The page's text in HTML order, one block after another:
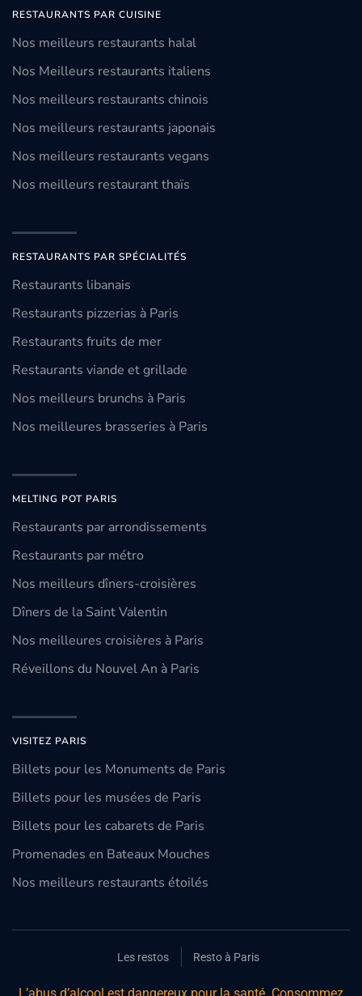
RESTAURANTS PAR CUISINE
Nos meilleurs restaurants halal
Nos Meilleurs restaurants italiens
Nos meilleurs restaurants chinois
Nos meilleurs restaurants japonais
Nos meilleurs restaurants vegans
Nos meilleurs restaurant thaïs
RESTAURANTS PAR SPÉCIALITÉS
Restaurants libanais
Restaurants pizzerias à Paris
Restaurants fruits de mer
Restaurants viande et grillade
Nos meilleurs brunchs à Paris
Nos meilleures brasseries à Paris
MELTING POT PARIS
Restaurants par arrondissements
Restaurants par métro
Nos meilleurs dîners-croisières
Dîners de la Saint Valentin
Nos meilleures croisières à Paris
Réveillons du Nouvel An à Paris
VISITEZ PARIS
Billets pour les Monuments de Paris
Billets pour les musées de Paris
Billets pour les cabarets de Paris
Promenades en Bateaux Mouches
Nos meilleurs restaurants étoilés
Les restos Resto à Paris